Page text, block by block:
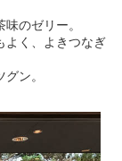
のゼリー。
よく、よきつなぎ
ン。